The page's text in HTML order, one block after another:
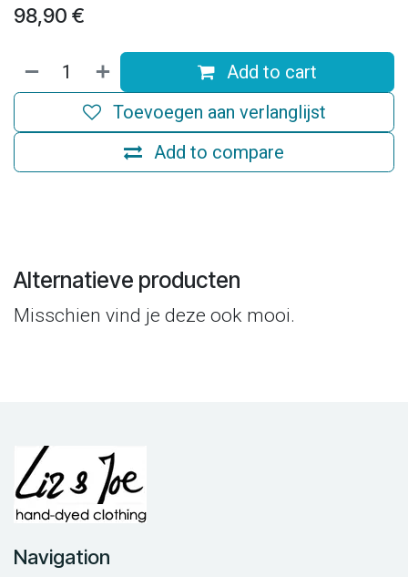
98,90 €
Add to cart
Add to compare
Toevoegen aan verlanglijst
Alternatieve producten
Misschien vind je deze ook mooi.
Navigation